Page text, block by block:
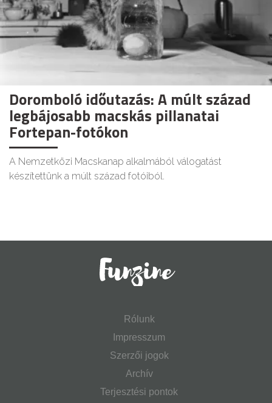
Doromboló időutazás: A múlt század
legbájosabb macskás pillanatai
Fortepan-fotókon
A Nemzetközi Macskanap alkalmából válogatást
készítettünk a múlt század fotóiból.
Rólunk
Impresszum
Szerzői jogok
Archív
Terjesztési pontok